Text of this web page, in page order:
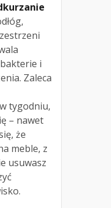
i
Zaleca
tygodniu,
– nawet
że
meble, z
usuwasz